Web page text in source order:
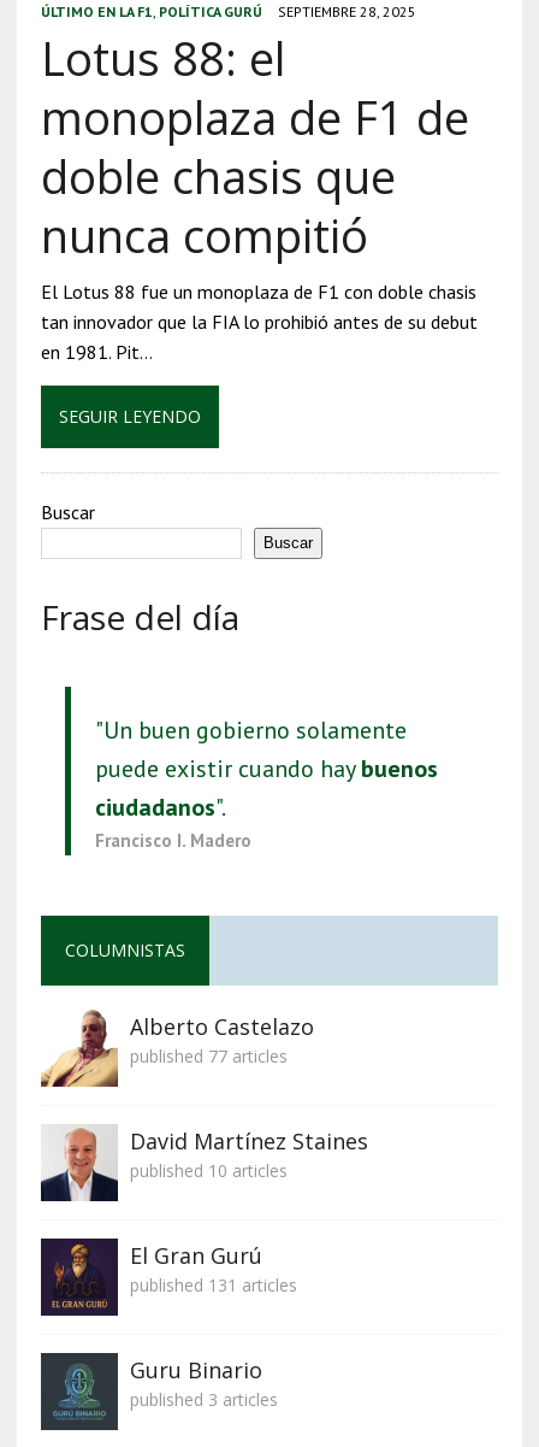
ÚLTIMO EN LA F1 POLÍTICA GURÚ SEPTIEMBRE 28, 2025
Lotus 88: el
monoplaza de F1 de
doble chasis que
nunca compitió
El Lotus 88 fue un monoplaza de F1 con doble chasis
tan innovador que la FIA lo prohibió antes de su debut
en 1981. Pit…
SEGUIR LEYENDO
Buscar
Buscar
Frase del día
"Un buen gobierno solamente
puede existir cuando haybuenos
ciudadanos".
Francisco I. Madero
COLUMNISTAS
Alberto Castelazo
published 77 articles
David Martínez Staines
published 10 articles
El Gran Gurú
published 131 articles
Guru Binario
published 3 articles